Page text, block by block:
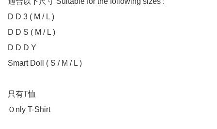
D D 3 ( M / L )
D D S ( M / L )
D D D Y
Smart Doll ( S / M / L )
只有T恤
Ｏnly T-Shirt